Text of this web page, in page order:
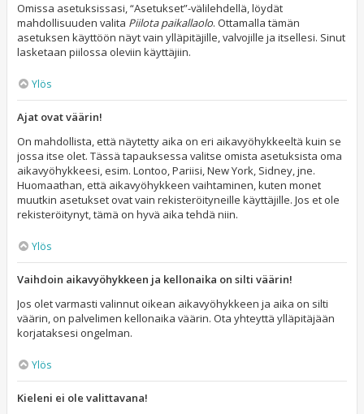
Omissa asetuksissasi, “Asetukset”-välilehdellä, löydät
mahdollisuuden valita Piilota paikallaolo. Ottamalla tämän
asetuksen käyttöön näyt vain ylläpitäjille, valvojille ja itsellesi. Sinut
lasketaan piilossa oleviin käyttäjiin.
Ylös
Ajat ovat väärin!
On mahdollista, että näytetty aika on eri aikavyöhykkeeltä kuin se
jossa itse olet. Tässä tapauksessa valitse omista asetuksista oma
aikavyöhykkeesi, esim. Lontoo, Pariisi, New York, Sidney, jne.
Huomaathan, että aikavyöhykkeen vaihtaminen, kuten monet
muutkin asetukset ovat vain rekisteröityneille käyttäjille. Jos et ole
rekisteröitynyt, tämä on hyvä aika tehdä niin.
Ylös
Vaihdoin aikavyöhykkeen ja kellonaika on silti väärin!
Jos olet varmasti valinnut oikean aikavyöhykkeen ja aika on silti
väärin, on palvelimen kellonaika väärin. Ota yhteyttä ylläpitäjään
korjataksesi ongelman.
Ylös
Kieleni ei ole valittavana!